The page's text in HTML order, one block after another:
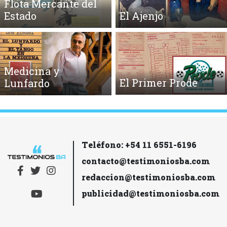
Flota Mercante del
Estado
El Ajenjo
Medicina y
Lunfardo
El Primer Prode
Teléfono: +54 11 6551-6196
contacto@testimoniosba.com
redaccion@testimoniosba.com
publicidad@testimoniosba.com